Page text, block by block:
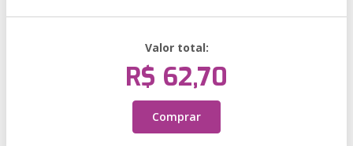
Valor total:
R$ 62,70
Comprar